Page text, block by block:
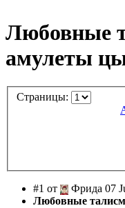
Любовные
амулеты
Страницы:
#1 от
Фрида 07
Любовные